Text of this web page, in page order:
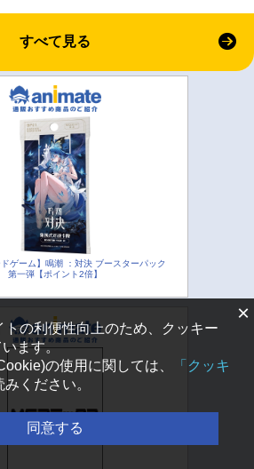
すべて見る
ドゲーム】鳴潮 ：対決 ブースターパック
第一弾【ポイント2倍】
×
トの利便性向上のため、クッキー
ます。
の使用に関しては、
「クッキ
みください。
同意する